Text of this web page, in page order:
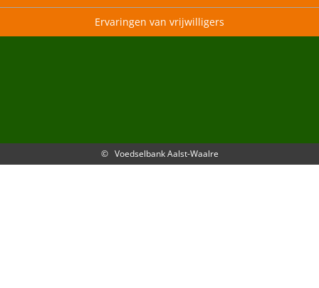
Ervaringen van vrijwilligers
© Voedselbank Aalst-Waalre